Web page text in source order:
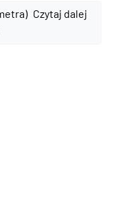
Czytaj dalej